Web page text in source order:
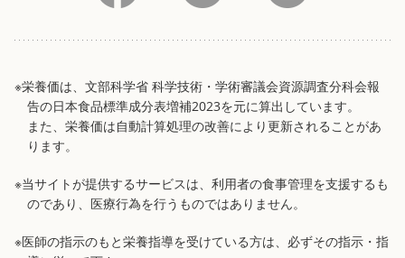
※栄養価は、文部科学省 科学技術・学術審議会資源調査分科会報
告の日本食品標準成分表増補2023を元に算出しています。
また、栄養価は自動計算処理の改善により更新されることがあ
ります。
※当サイトが提供するサービスは、利用者の食事管理を支援するも
のであり、医療行為を行うものではありません。
※医師の指示のもと栄養指導を受けている方は、必ずその指示・指